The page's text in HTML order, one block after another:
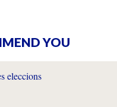
YOU
eleccions